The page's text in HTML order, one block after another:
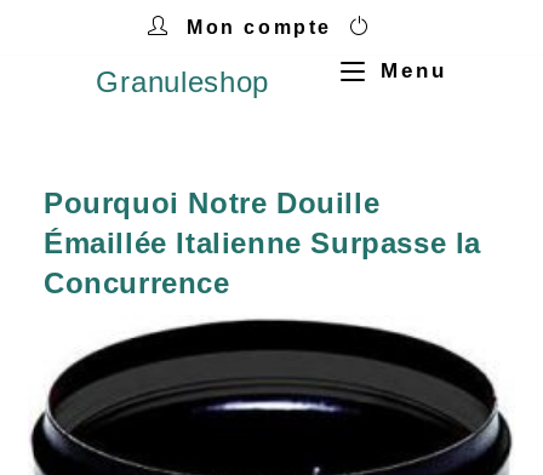
Mon compte
Granuleshop Menu
Pourquoi Notre Douille
Émaillée Italienne Surpasse la
Concurrence